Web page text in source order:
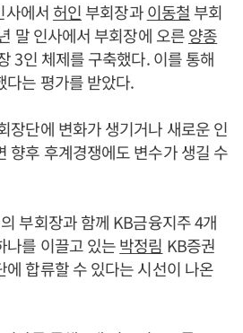
사에서 허인부회장과이동철부회
말 인사에서 부회장에 오른양종
3인 체제를 구축했다. 이를 통해
다는 평가를 받았다.
장단에 변화가 생기거나 새로운 인
향후 후계경쟁에도 변수가 생길 수
부회장과 함께 KB금융지주 4개
나를 이끌고 있는박정림 KB증권
에 합류할 수 있다는 시선이 나온